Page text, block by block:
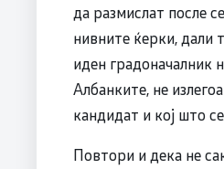
да размислат после
нивните ќерки, дали
иден градоначалник
Албанките, не
кандидат и кој што
Повтори и дека не